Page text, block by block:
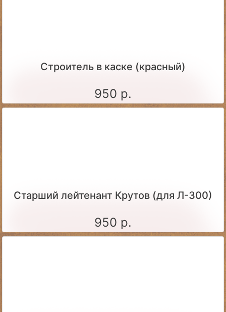
Строитель в каске (красный)
950 р.
Старший лейтенант Крутов (для Л-300)
950 р.